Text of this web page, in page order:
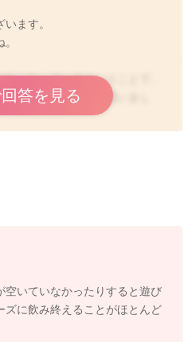
ます。
くなっているということで、
きているのかなと思いまし
とてもスムーズなのでしょう
でいいとなっていることもあ
。
んでくれることもあると思い
答を見る
空いていなかったりすると遊び
に飲み終えることがほとんど